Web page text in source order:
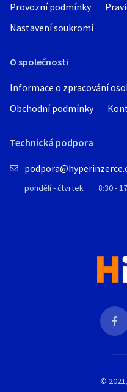
Provozní podmínky
Nastavení soukromí
O společnosti
Informace o zpracování
Obchodní podmínky
Technická podpora
pondělí - čtvrtek 8:30 -
©